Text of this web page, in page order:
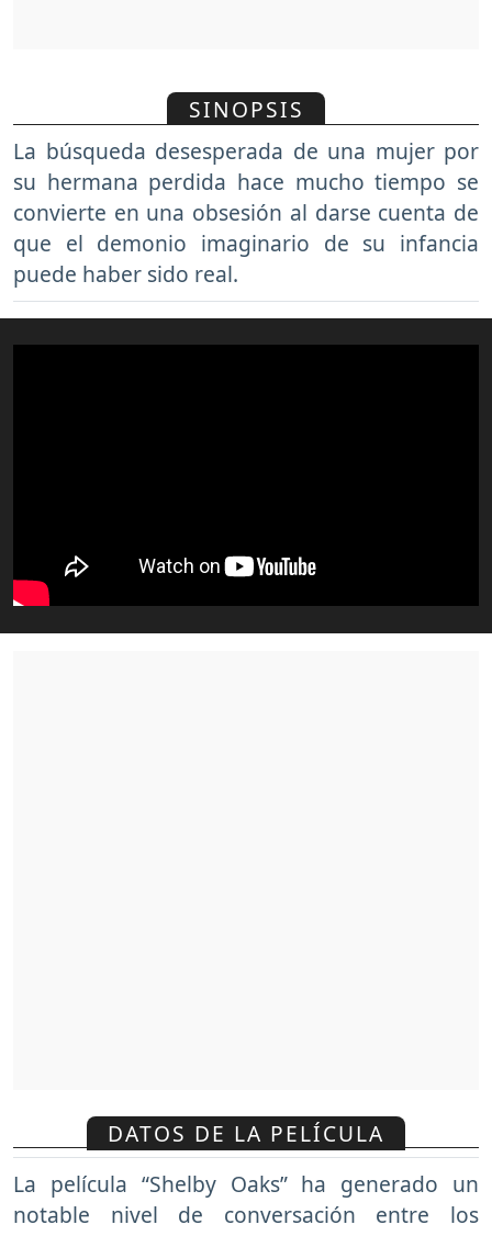
SINOPSIS
La búsqueda desesperada de una mujer por
su hermana perdida hace mucho tiempo se
convierte en una obsesión al darse cuenta de
que el demonio imaginario de su infancia
puede haber sido real.
DATOS DE LA PELÍCULA
La película “Shelby Oaks” ha generado un
notable nivel de conversación entre los